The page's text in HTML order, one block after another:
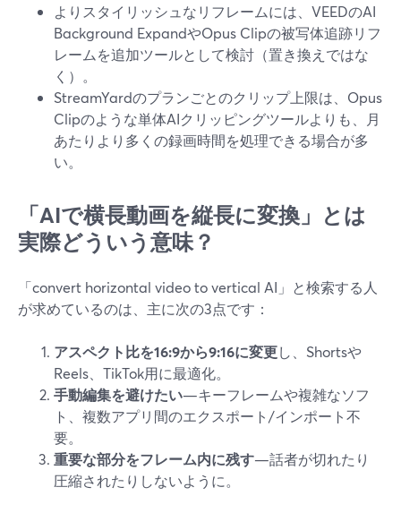
よりスタイリッシュなリフレームには、VEEDのAI
Background ExpandやOpus Clipの被写体追跡リフ
レームを追加ツールとして検討（置き換えではな
く）。
StreamYardのプランごとのクリップ上限は、Opus
Clipのような単体AIクリッピングツールよりも、月
あたりより多くの録画時間を処理できる場合が多
い。
「AIで横長動画を縦長に変換」とは
実際どういう意味？
「convert horizontal video to vertical AI」と検索する人
が求めているのは、主に次の3点です：
アスペクト比を16:9から9:16に変更し、Shortsや
Reels、TikTok用に最適化。
手動編集を避けたい—キーフレームや複雑なソフ
ト、複数アプリ間のエクスポート/インポート不
要。
重要な部分をフレーム内に残す—話者が切れたり
圧縮されたりしないように。